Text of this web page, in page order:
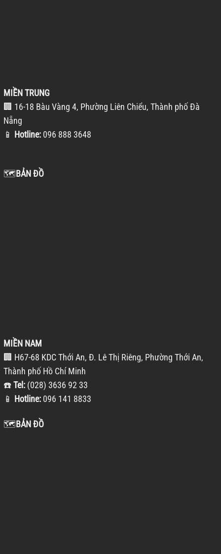
MIỀN TRUNG
🏢 16-18 Bàu Vàng 4, Phường Liên Chiểu, Thành phố Đà
Nẵng
📱 Hotline: 096 888 3648
🗺️BẢN ĐỒ
MIỀN NAM
🏢 H67-68 KDC Thới An, Đ. Lê Thị Riêng, Phường Thới An,
Thành phố Hồ Chí Minh
☎️Tel: (028) 3636 92 33
📱 Hotline: 096 141 8833
🗺️BẢN ĐỒ